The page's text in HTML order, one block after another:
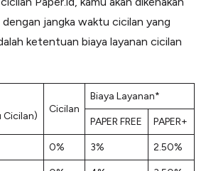
dengan jangka waktu cicilan yang
ketentuan biaya layanan cicilan
Cicilan)
Cicilan
Biaya Layanan*
PAPER FREE PAPER+
0% 3% 2.50%